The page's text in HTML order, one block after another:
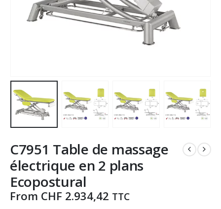
C7951 Table de massage
électrique en 2 plans
Ecopostural
From CHF 2.934,42 TTC